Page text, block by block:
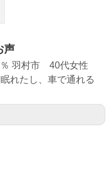
声
％ 羽村市 40代女性
れたし、車で通れる